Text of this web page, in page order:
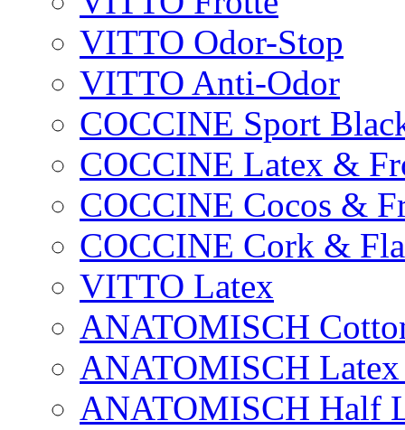
VITTO Odor-Stop
VITTO Anti-Odor
COCCINE Sport
COCCINE Latex &
COCCINE Cocos &
COCCINE Cork &
VITTO Latex
ANATOMISCH
ANATOMISCH
ANATOMISCH Half